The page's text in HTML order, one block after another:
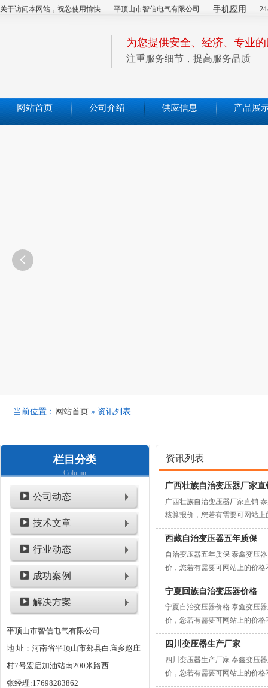
关于访问本网站，祝您使用愉快 平顶山市智信电气有限公司 手机应用
为您提供安全、经济、专业
注重服务细节，提高服务品质
网站首页 公司介绍 供应信息 产品展

当前位置： 网站首页 » 资讯列表
栏目分类
Column
公司动态
技术文章
行业动态
成功案例
解决方案
平顶山市智信电气有限公司
地 址：河南省平顶山市郏县白庙乡赵庄
村7号宏启加油站南200米路西
张经理:17698283862
资讯列表
广西壮族自治变压器厂家直
广西壮族自治变压器厂家直销
核算报价，您若有需要可网站
西藏自治变压器五年质保
自治变压器五年质保 泰鑫变压
价，您若有需要可网站上的价
宁夏回族自治变压器价格
宁夏自治变压器价格 泰鑫变压
价，您若有需要可网站上的价
四川变压器生产厂家
四川变压器生产厂家 泰鑫变压
价，您若有需要可网站上的价